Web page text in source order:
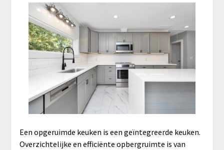
Een opgeruimde keuken is een geïntegreerde keuken.
Overzichtelijke en efficiënte opbergruimte is van